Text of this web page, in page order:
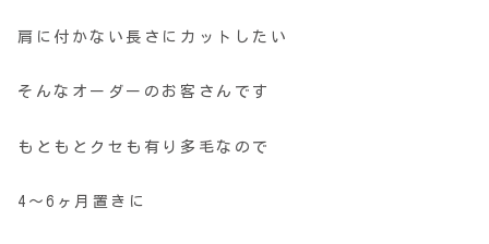
肩に付かない長さにカットしたい
そんなオーダーのお客さんです
もともとクセも有り多毛なので
4～6ヶ月置きに